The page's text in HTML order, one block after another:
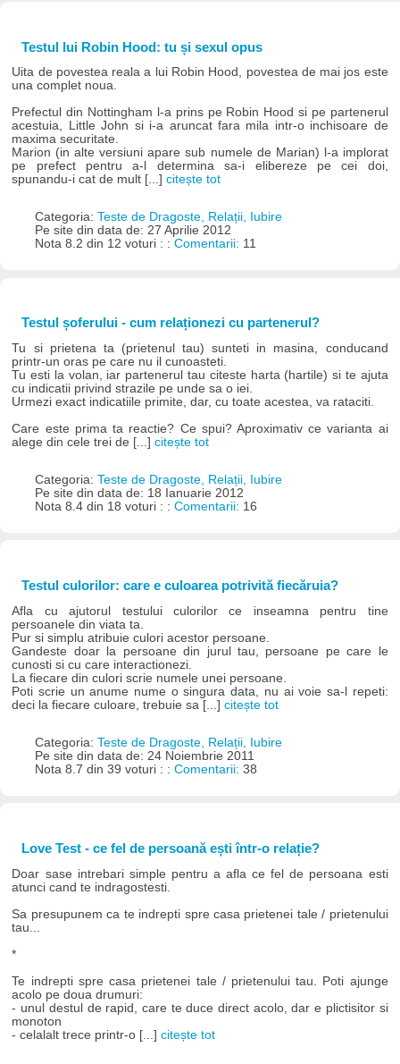
Testul lui Robin Hood: tu și sexul opus
Uita de povestea reala a lui Robin Hood, povestea de mai jos este
una complet noua.
Prefectul din Nottingham l-a prins pe Robin Hood si pe partenerul
acestuia, Little John si i-a aruncat fara mila intr-o inchisoare de
maxima securitate.
Marion (in alte versiuni apare sub numele de Marian) l-a implorat
pe prefect pentru a-l determina sa-i elibereze pe cei doi,
spunandu-i cat de mult [...]citește tot
Categoria: Teste de Dragoste, Relații, Iubire
Pe site din data de: 27 Aprilie 2012
Nota 8.2 din 12 voturi : : Comentarii: 11
Testul șoferului - cum relaționezi cu partenerul?
Tu si prietena ta (prietenul tau) sunteti in masina, conducand
printr-un oras pe care nu il cunoasteti.
Tu esti la volan, iar partenerul tau citeste harta (hartile) si te ajuta
cu indicatii privind strazile pe unde sa o iei.
Urmezi exact indicatiile primite, dar, cu toate acestea, va rataciti.
Care este prima ta reactie? Ce spui? Aproximativ ce varianta ai
alege din cele trei de [...]citește tot
Categoria: Teste de Dragoste, Relații, Iubire
Pe site din data de: 18 Ianuarie 2012
Nota 8.4 din 18 voturi : : Comentarii: 16
Testul culorilor: care e culoarea potrivită fiecăruia?
Afla cu ajutorul testului culorilor ce inseamna pentru tine
persoanele din viata ta.
Pur si simplu atribuie culori acestor persoane.
Gandeste doar la persoane din jurul tau, persoane pe care le
cunosti si cu care interactionezi.
La fiecare din culori scrie numele unei persoane.
Poti scrie un anume nume o singura data, nu ai voie sa-l repeti:
deci la fiecare culoare, trebuie sa [...]citește tot
Categoria: Teste de Dragoste, Relații, Iubire
Pe site din data de: 24 Noiembrie 2011
Nota 8.7 din 39 voturi : : Comentarii: 38
Love Test - ce fel de persoană ești într-o relație?
Doar sase intrebari simple pentru a afla ce fel de persoana esti
atunci cand te indragostesti.
Sa presupunem ca te indrepti spre casa prietenei tale / prietenului
tau...
*
Te indrepti spre casa prietenei tale / prietenului tau. Poti ajunge
acolo pe doua drumuri:
- unul destul de rapid, care te duce direct acolo, dar e plictisitor si
monoton
- celalalt trece printr-o [...]citește tot